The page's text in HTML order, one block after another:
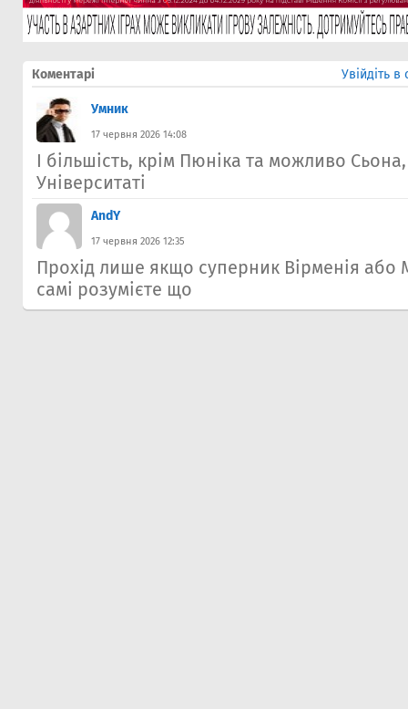
Коментарі Увійдіть в
Умник
17 червня 2026 14:08
І більшість, крім Пюніка та можливо
Університаті
AndY
17 червня 2026 12:35
Прохід лише якщо суперник Вірменія або
самі розумієте що